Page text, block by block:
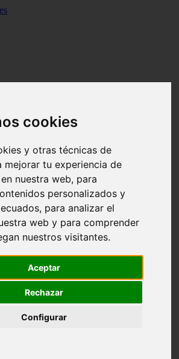
cookies
y otras técnicas de
mejorar tu experiencia de
nuestra web, para
personalizados y
para analizar el
web y para comprender
nuestros visitantes.
Aceptar
Rechazar
Configurar
71
de la categoría gatos2. Artículos
de calidad en comportamientofelino.es.
2801 artículos